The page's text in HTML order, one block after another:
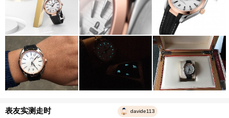
表友实测走时 davide113